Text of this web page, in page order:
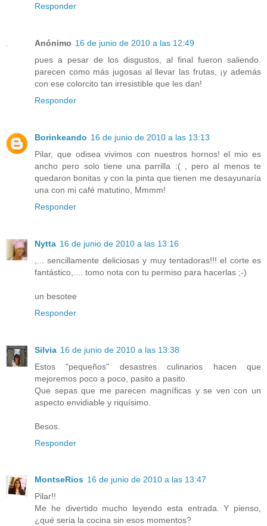
Responder
Anónimo 16 de junio de 2010 a las 12:49
pues a pesar de los disgustos, al final fueron saliendo.
parecen como más jugosas al llevar las frutas, ¡y además
con ese colorcito tan irresistible que les dan!
Responder
Borinkeando 16 de junio de 2010 a las 13:13
Pilar, que odisea vivimos con nuestros hornos! el mio es
ancho pero solo tiene una parrilla :( , pero al menos te
quedaron bonitas y con la pinta que tienen me desayunaría
una con mi café matutino, Mmmm!
Responder
Nytta 16 de junio de 2010 a las 13:16
,... sencillamente deliciosas y muy tentadoras!!! el corte es
fantástico,.... tomo nota con tu permiso para hacerlas ;-)
un besotee
Responder
Silvia 16 de junio de 2010 a las 13:38
Estos "pequeños" desastres culinarios hacen que
mejoremos poco a poco, pasito a pasito.
Que sepas que me parecen magníficas y se ven con un
aspecto envidiable y riquísimo.
Besos.
Responder
MontseRios 16 de junio de 2010 a las 13:47
Pilar!!
Me he divertido mucho leyendo esta entrada. Y pienso,
¿qué seria la cocina sin esos momentos?